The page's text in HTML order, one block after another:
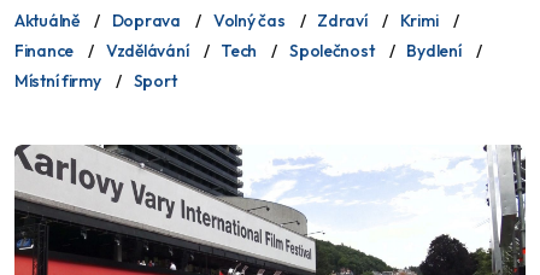
Aktuálně Doprava Volný čas Zdraví
Krimi
Finance
Vzdělávání Tech Společnost
Bydlení
Místní firmy
Sport